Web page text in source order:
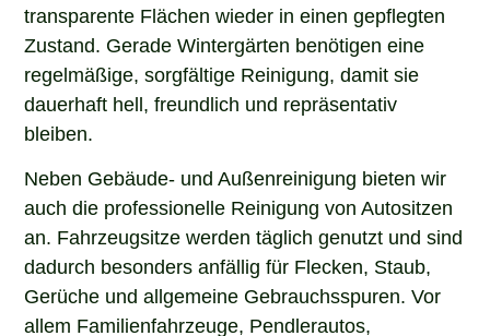
transparente Flächen wieder in einen gepflegten
Zustand. Gerade Wintergärten benötigen eine
regelmäßige, sorgfältige Reinigung, damit sie
dauerhaft hell, freundlich und repräsentativ
bleiben.
Neben Gebäude- und Außenreinigung bieten wir
auch die professionelle Reinigung von Autositzen
an. Fahrzeugsitze werden täglich genutzt und sind
dadurch besonders anfällig für Flecken, Staub,
Gerüche und allgemeine Gebrauchsspuren. Vor
allem Familienfahrzeuge, Pendlerautos,